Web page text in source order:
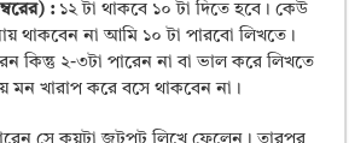
:১২ টা থাকবে ১০ টা দিতে হবে। কেউ
থাকবেন না আমি ১০ টা পারবো লিখতে।
কিন্তু ২-৩টা পারেন না বা ভাল করে লিখতে
মন খারাপ করে বসে থাকবেন না।